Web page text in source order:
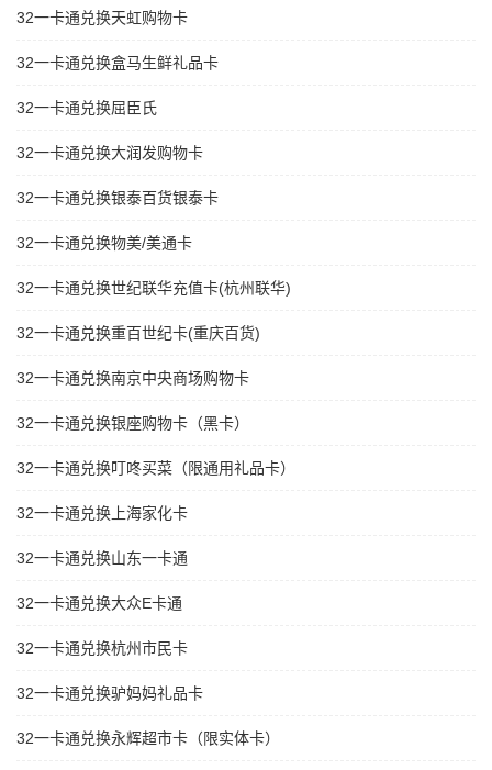
32一卡通兑换天虹购物卡
32一卡通兑换盒马生鲜礼品卡
32一卡通兑换屈臣氏
32一卡通兑换大润发购物卡
32一卡通兑换银泰百货银泰卡
32一卡通兑换物美/美通卡
32一卡通兑换世纪联华充值卡(杭州联华)
32一卡通兑换重百世纪卡(重庆百货)
32一卡通兑换南京中央商场购物卡
32一卡通兑换银座购物卡（黑卡）
32一卡通兑换叮咚买菜（限通用礼品卡）
32一卡通兑换上海家化卡
32一卡通兑换山东一卡通
32一卡通兑换大众E卡通
32一卡通兑换杭州市民卡
32一卡通兑换驴妈妈礼品卡
32一卡通兑换永辉超市卡（限实体卡）